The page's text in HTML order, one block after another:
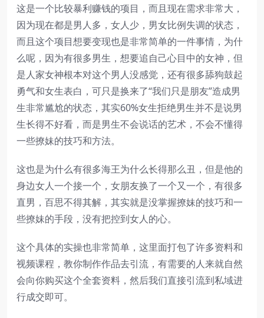
这是一个比较暴利赚钱的项目，而且现在需求非常大，
因为现在都是男人多，女人少，男女比例失调的状态，
而且这个项目想要变现也是非常简单的一件事情，为什
么呢，因为有很多男生，想要追自己心目中的女神，但
是人家女神根本对这个男人没感觉，还有很多舔狗鼓起
勇气和女生表白，可只是换来了“我们只是朋友”造成男
生非常尴尬的状态，其实60%女生拒绝男生并不是说男
生长得不好看，而是男生不会说话的艺术，不会不懂得
一些撩妹的技巧和方法。
这也是为什么有很多海王为什么长得那么丑，但是他的
身边女人一个接一个，女朋友换了一个又一个，有很多
直男，百思不得其解，其实就是没掌握撩妹的技巧和一
些撩妹的手段，没有把控到女人的心。
这个具体的实操也非常简单，这里面打包了许多资料和
视频课程，教你制作作品去引流，有需要的人来就自然
会向你购买这个全套资料，然后我们直接引流到私域进
行成交即可。